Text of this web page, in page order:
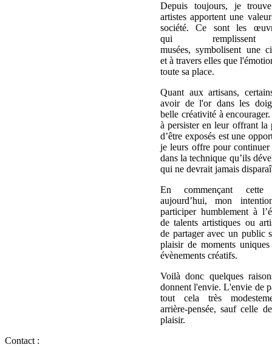
Depuis toujours, je
artistes apportent une
société. Ce sont les
qui
musées, symbolisent une
et à travers elles que
toute sa place.
Quant aux artisans,
avoir de l'or dans les
belle créativité à
à persister en leur offrant la
d’être exposés est une
je leurs offre pour
dans la technique qu’ils
qui ne devrait jamais
En commençant cette
aujourd’hui, mon
participer humblement à
de talents artistiques ou
de partager avec un public
plaisir de moments
évènements créatifs.
Voilà donc quelques
donnent l'envie. L'envie de
tout cela très
arrière-pensée, sauf celle
plaisir.
Contact :